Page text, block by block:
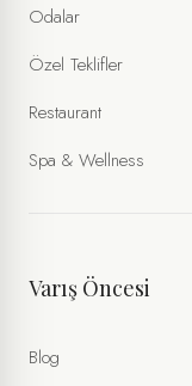
Odalar
Özel Teklifler
Restaurant
Spa & Wellness
Varış Öncesi
Blog